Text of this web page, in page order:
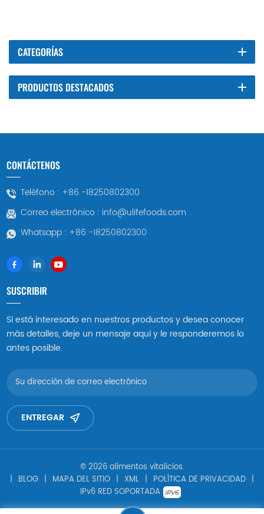
CATEGORÍAS
PRODUCTOS DESTACADOS
CONTÁCTENOS
Teléfono : +86 -18250802300
Correo electrónico : info@ulifefoods.com
Whatsapp : +86 -18250802300
SUSCRIBIR
Si está interesado en nuestros productos y desea conocer
más detalles, deje un mensaje aquí y le responderemos lo
antes posible.
ENTREGAR
© 2026 alimentos vitalicios.
| BLOG | MAPA DEL SITIO | XML | POLÍTICA DE PRIVACIDAD |
IPv6 RED SOPORTADA